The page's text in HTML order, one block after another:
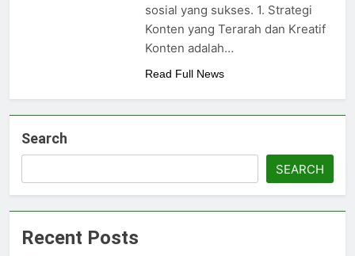
sosial yang sukses. 1. Strategi
Konten yang Terarah dan Kreatif
Konten adalah…
Read Full News
Search
SEARCH
Recent Posts